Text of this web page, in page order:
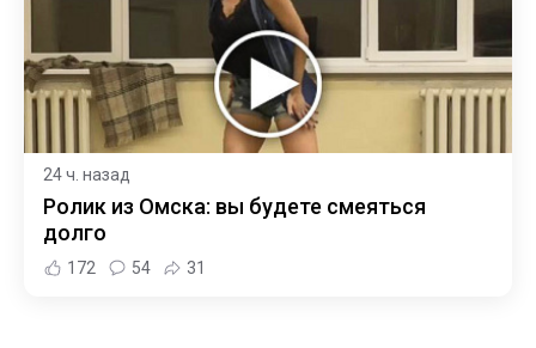
24 ч. назад
Ролик из Омска: вы будете смеяться
долго
172 54 31